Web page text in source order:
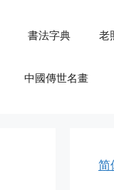
書法字典 老
中國傳世名畫
简